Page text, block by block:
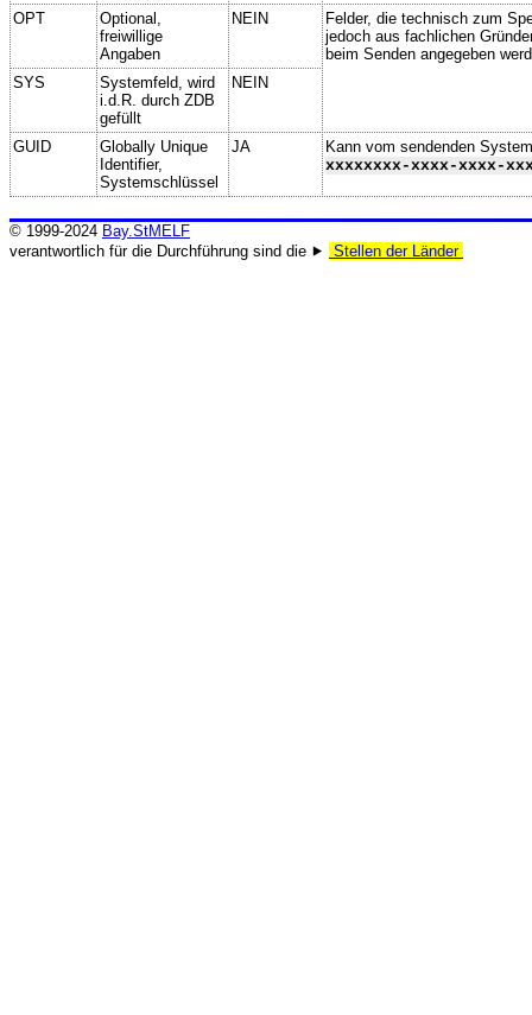
OPT
Optional,
freiwillige
Angaben
NEIN
Felder, die technisch zum
jedoch aus fachlichen
beim Senden angegeben
SYS
Systemfeld, wird
i.d.R. durch ZDB
gefüllt
NEIN
GUID
Globally Unique
Identifier,
Systemschlüssel
JA
Kann vom sendenden
xxxxxxxx-xxxx-xxxx-
© 1999-2024 Bay.StMELF
verantwortlich für die Durchführung sind die ⯈
Stellen der Länder